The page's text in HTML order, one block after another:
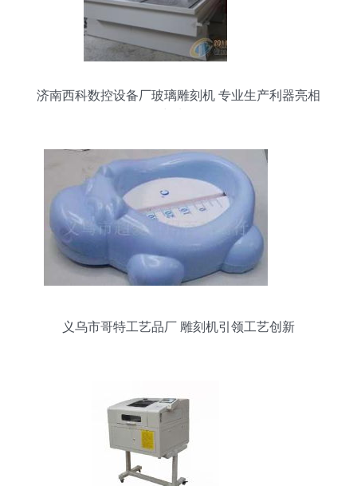
济南西科数控设备厂玻璃雕刻机 专业生产利器亮相
义乌市哥特工艺品厂 雕刻机引领工艺创新